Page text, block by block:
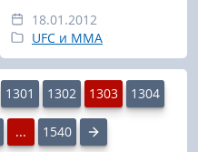
18.01.2012
UFC и MMA
1301 1302 1303 1304
... 1540